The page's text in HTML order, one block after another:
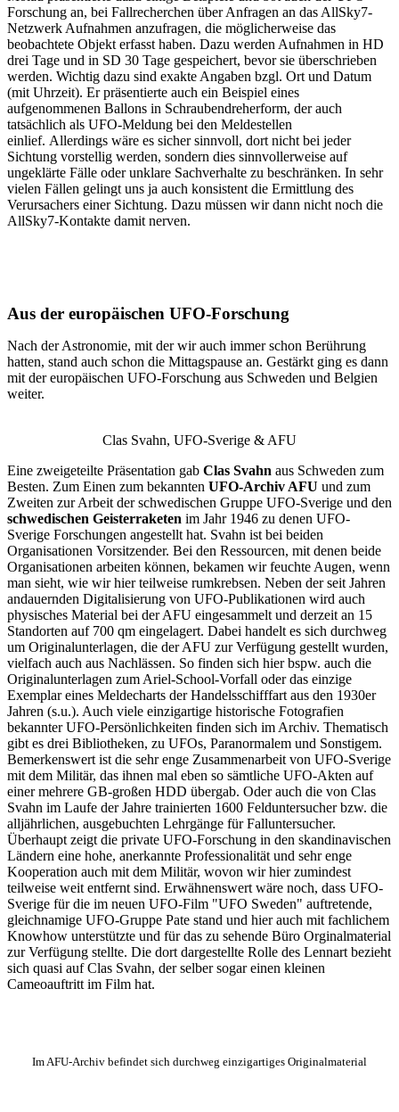
Forschung an, bei Fallrecherchen über Anfragen an das AllSky7-
Netzwerk Aufnahmen anzufragen, die möglicherweise das
beobachtete Objekt erfasst haben. Dazu werden Aufnahmen in HD
drei Tage und in SD 30 Tage gespeichert, bevor sie überschrieben
werden. Wichtig dazu sind exakte Angaben bzgl. Ort und Datum
(mit Uhrzeit). Er präsentierte auch ein Beispiel eines
aufgenommenen Ballons in Schraubendreherform, der auch
tatsächlich als UFO-Meldung bei den Meldestellen
einlief. Allerdings wäre es sicher sinnvoll, dort nicht bei jeder
Sichtung vorstellig werden, sondern dies sinnvollerweise auf
ungeklärte Fälle oder unklare Sachverhalte zu beschränken. In sehr
vielen Fällen gelingt uns ja auch konsistent die Ermittlung des
Verursachers einer Sichtung. Dazu müssen wir dann nicht noch die
AllSky7-Kontakte damit nerven.
Aus der europäischen UFO-Forschung
Nach der Astronomie, mit der wir auch immer schon Berührung
hatten, stand auch schon die Mittagspause an. Gestärkt ging es dann
mit der europäischen UFO-Forschung aus Schweden und Belgien
weiter.
Clas Svahn, UFO-Sverige & AFU
Eine zweigeteilte Präsentation gab Clas Svahn aus Schweden zum
Besten. Zum Einen zum bekannten UFO-Archiv AFU und zum
Zweiten zur Arbeit der schwedischen Gruppe UFO-Sverige und den
schwedischen Geisterraketen im Jahr 1946 zu denen UFO-
Sverige Forschungen angestellt hat. Svahn ist bei beiden
Organisationen Vorsitzender. Bei den Ressourcen, mit denen beide
Organisationen arbeiten können, bekamen wir feuchte Augen, wenn
man sieht, wie wir hier teilweise rumkrebsen. Neben der seit Jahren
andauernden Digitalisierung von UFO-Publikationen wird auch
physisches Material bei der AFU eingesammelt und derzeit an 15
Standorten auf 700 qm eingelagert. Dabei handelt es sich durchweg
um Originalunterlagen, die der AFU zur Verfügung gestellt wurden,
vielfach auch aus Nachlässen. So finden sich hier bspw. auch die
Originalunterlagen zum Ariel-School-Vorfall oder das einzige
Exemplar eines Meldecharts der Handelsschifffart aus den 1930er
Jahren (s.u.). Auch viele einzigartige historische Fotografien
bekannter UFO-Persönlichkeiten finden sich im Archiv. Thematisch
gibt es drei Bibliotheken, zu UFOs, Paranormalem und Sonstigem.
Bemerkenswert ist die sehr enge Zusammenarbeit von UFO-Sverige
mit dem Militär, das ihnen mal eben so sämtliche UFO-Akten auf
einer mehrere GB-großen HDD übergab. Oder auch die von Clas
Svahn im Laufe der Jahre trainierten 1600 Felduntersucher bzw. die
alljährlichen, ausgebuchten Lehrgänge für Falluntersucher.
Überhaupt zeigt die private UFO-Forschung in den skandinavischen
Ländern eine hohe, anerkannte Professionalität und sehr enge
Kooperation auch mit dem Militär, wovon wir hier zumindest
teilweise weit entfernt sind. Erwähnenswert wäre noch, dass UFO-
Sverige für die im neuen UFO-Film "UFO Sweden" auftretende,
gleichnamige UFO-Gruppe Pate stand und hier auch mit fachlichem
Knowhow unterstützte und für das zu sehende Büro Orginalmaterial
zur Verfügung stellte. Die dort dargestellte Rolle des Lennart bezieht
sich quasi auf Clas Svahn, der selber sogar einen kleinen
Cameoauftritt im Film hat.
Im AFU-Archiv befindet sich durchweg einzigartiges Originalmaterial